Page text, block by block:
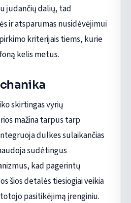
judančių dalių, tad
ir atsparumas nusidėvėjimui
kriterijais tiems, kurie
kelis metus.
skirtingas vyrių
mažina tarpus tarp
dulkes sulaikančias
sudėtingus
kad pagerintų
šios detalės tiesiogiai veikia
pasitikėjimą įrenginiu.